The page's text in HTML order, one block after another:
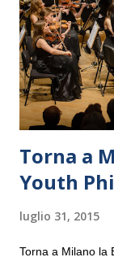
Torna a
Youth
luglio 31, 2015
Torna a Milano la